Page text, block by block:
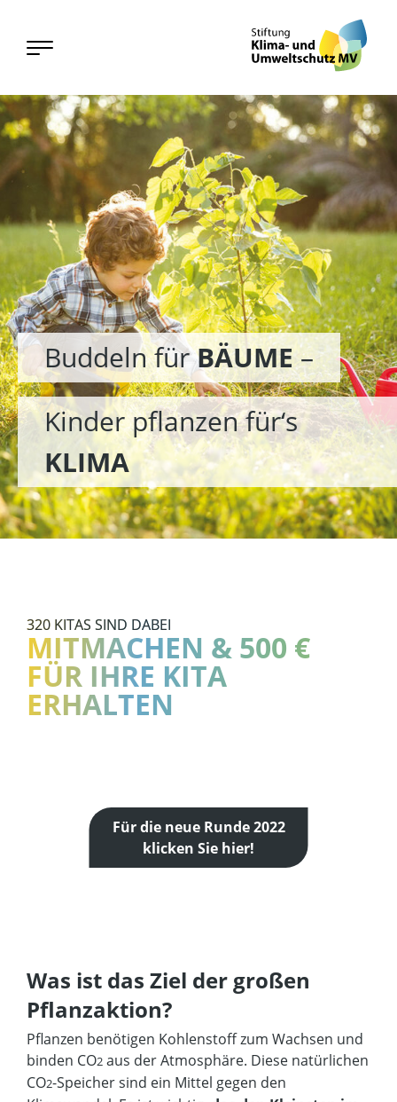
Buddeln fürBÄUME–
Kinder pflanzen für‘s
KLIMA
320 KITAS SIND DABEI
MITMACHEN & 500 €
FÜR IHRE KITA
ERHALTEN
Für die neue Runde 2022
klicken Sie hier!
Was ist das Ziel der großen
Pflanzaktion?
Pflanzen benötigen Kohlenstoff zum Wachsen und
binden CO2 aus der Atmosphäre. Diese natürlichen
CO2-Speicher sind ein Mittel gegen den